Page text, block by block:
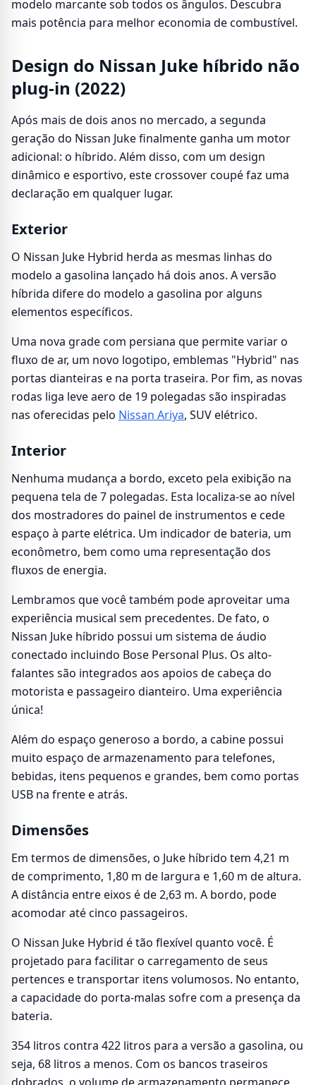
modelo marcante sob todos os ângulos. Descubra
mais potência para melhor economia de combustível.
Design do Nissan Juke híbrido não
plug-in (2022)
Após mais de dois anos no mercado, a segunda
geração do Nissan Juke finalmente ganha um motor
adicional: o híbrido. Além disso, com um design
dinâmico e esportivo, este crossover coupé faz uma
declaração em qualquer lugar.
Exterior
O Nissan Juke Hybrid herda as mesmas linhas do
modelo a gasolina lançado há dois anos. A versão
híbrida difere do modelo a gasolina por alguns
elementos específicos.
Uma nova grade com persiana que permite variar o
fluxo de ar, um novo logotipo, emblemas "Hybrid" nas
portas dianteiras e na porta traseira. Por fim, as novas
rodas liga leve aero de 19 polegadas são inspiradas
nas oferecidas pelo Nissan Ariya, SUV elétrico.
Interior
Nenhuma mudança a bordo, exceto pela exibição na
pequena tela de 7 polegadas. Esta localiza-se ao nível
dos mostradores do painel de instrumentos e cede
espaço à parte elétrica. Um indicador de bateria, um
econômetro, bem como uma representação dos
fluxos de energia.
Lembramos que você também pode aproveitar uma
experiência musical sem precedentes. De fato, o
Nissan Juke híbrido possui um sistema de áudio
conectado incluindo Bose Personal Plus. Os alto-
falantes são integrados aos apoios de cabeça do
motorista e passageiro dianteiro. Uma experiência
única!
Além do espaço generoso a bordo, a cabine possui
muito espaço de armazenamento para telefones,
bebidas, itens pequenos e grandes, bem como portas
USB na frente e atrás.
Dimensões
Em termos de dimensões, o Juke híbrido tem 4,21 m
de comprimento, 1,80 m de largura e 1,60 m de altura.
A distância entre eixos é de 2,63 m. A bordo, pode
acomodar até cinco passageiros.
O Nissan Juke Hybrid é tão flexível quanto você. É
projetado para facilitar o carregamento de seus
pertences e transportar itens volumosos. No entanto,
a capacidade do porta-malas sofre com a presença da
bateria.
354 litros contra 422 litros para a versão a gasolina, ou
seja, 68 litros a menos. Com os bancos traseiros